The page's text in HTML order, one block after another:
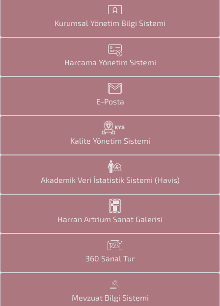
Kurumsal Yönetim Bilgi Sistemi
Harcama Yönetim Sistemi
E-Posta
Kalite Yönetim Sistemi
Akademik Veri İstatistik Sistemi (Havis)
Harran Artrium Sanat Galerisi
360 Sanal Tur
Mevzuat Bilgi Sistemi